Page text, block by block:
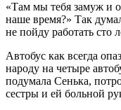
«Там мы тебя замуж и
наше время?» Так
не пойду работать сто
Автобус как всегда
народу на четыре
подумала Сенька,
сестры и ей больной